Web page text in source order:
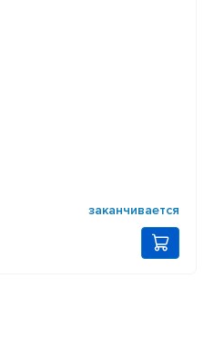
заканчивается